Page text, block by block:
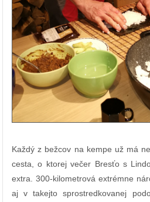
Každý z bežcov na kempe už má
cesta, o ktorej večer Bresťo s
extra. 300-kilometrová extrémne
aj v takejto sprostredkovanej